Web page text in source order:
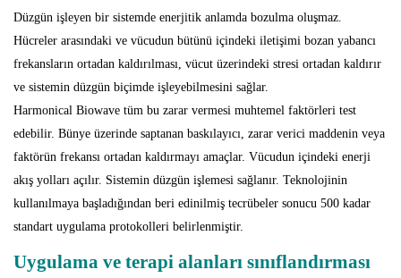
Düzgün işleyen bir sistemde enerjitik anlamda bozulma oluşmaz.
Hücreler arasındaki ve vücudun bütünü içindeki iletişimi bozan yabancı
frekansların ortadan kaldırılması, vücut üzerindeki stresi ortadan kaldırır
ve sistemin düzgün biçimde işleyebilmesini sağlar.
Harmonical Biowave tüm bu zarar vermesi muhtemel faktörleri test
edebilir. Bünye üzerinde saptanan baskılayıcı, zarar verici maddenin veya
faktörün frekansı ortadan kaldırmayı amaçlar. Vücudun içindeki enerji
akış yolları açılır. Sistemin düzgün işlemesi sağlanır. Teknolojinin
kullanılmaya başladığından beri edinilmiş tecrübeler sonucu 500 kadar
standart uygulama protokolleri belirlenmiştir.
Uygulama ve terapi alanları sınıflandırması